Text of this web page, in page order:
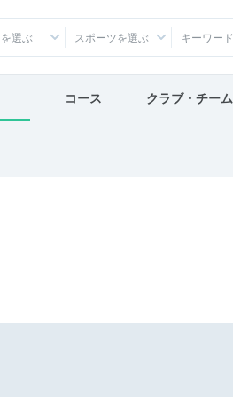
選ぶ スポーツを選ぶ
コース クラブ・チーム